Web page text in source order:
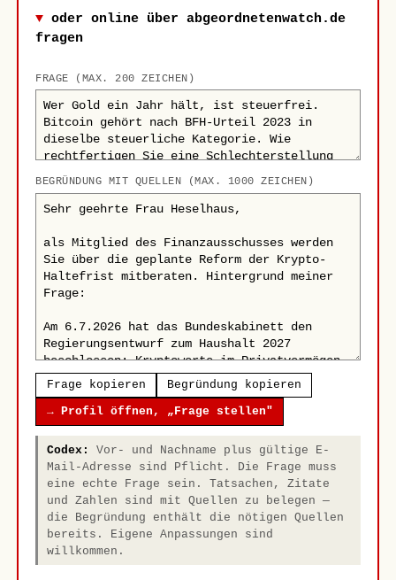
oder online über abgeordnetenwatch.de
fragen
FRAGE (MAX. 200 ZEICHEN)
BEGRÜNDUNG MIT QUELLEN (MAX. 1000 ZEICHEN)
Frage kopieren Begründung kopieren
→ Profil öffnen, „Frage stellen"
Codex:
Vor- und Nachname plus gültige E-
Mail-Adresse sind Pflicht. Die Frage muss
eine echte Frage sein. Tatsachen, Zitate
und Zahlen sind mit Quellen zu belegen —
die Begründung enthält die nötigen Quellen
bereits. Eigene Anpassungen sind
willkommen.